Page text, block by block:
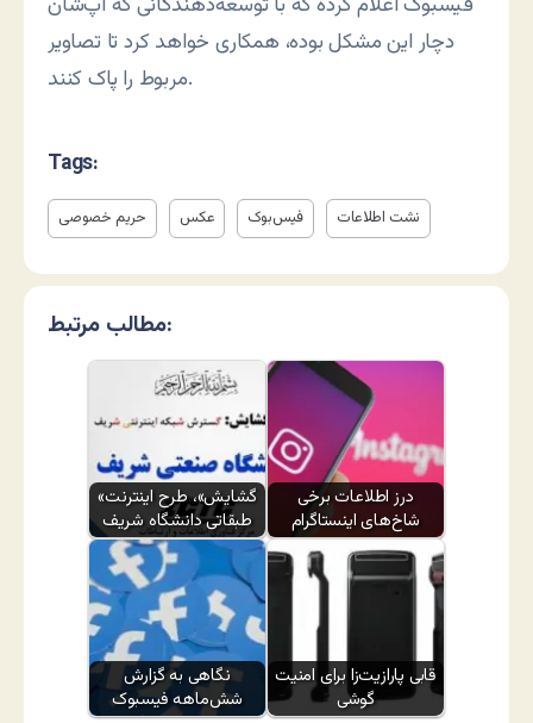
دچار این مشکل بوده، همکاری خواهد کرد تا تصاویر
مربوط را پاک کنند.
Tags:
حریم خصوصی عکس فیس‌بوک نشت اطلاعات
مطالب مرتبط:
«گشایش»، طرح اینترنت
طبقاتی دانشگاه شریف
درز اطلاعات برخی
شاخ‌های اینستاگرام
نگاهی به گزارش
شش‌ماهه فیسبوک
قابی پارازیت‌زا برای امنیت
گوشی